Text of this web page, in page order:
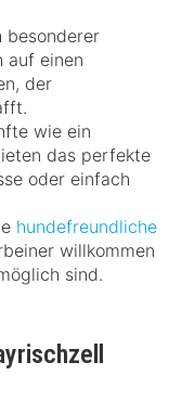
besonderer
auf einen
der
wie ein
das perfekte
oder einfach
hundefreundliche
willkommen
sind.